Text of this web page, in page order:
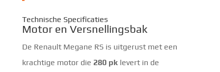
Technische Specificaties
Motor en Versnellingsbak
De Renault Megane RS is uitgerust met een
krachtige motor die 280 pklevert in de